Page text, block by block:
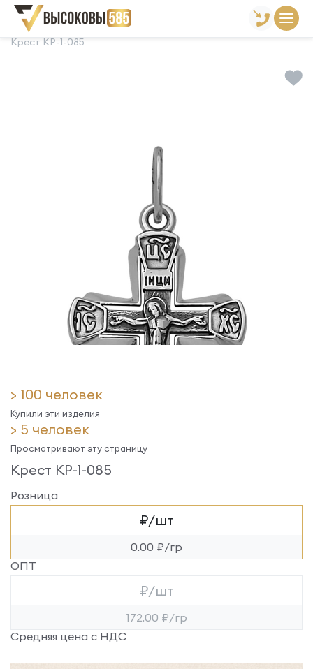
Главная Склад готовой продукции
Крест КР-1-085
> 100 человек
Купили эти изделия
> 5 человек
Просматривают эту страницу
Крест КР-1-085
Розница
₽/шт
0.00 ₽/гр
ОПТ
₽/шт
172.00 ₽/гр
Средняя цена с НДС